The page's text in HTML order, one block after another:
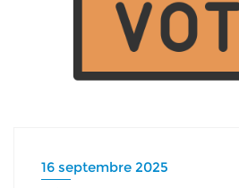
16 septembre 2025